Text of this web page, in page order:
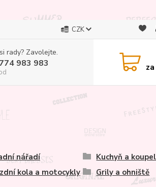
CZK
rady? Zavolejte.
983 983 za
nářadí
Kuchyň a
kola a motocykly Grily a ohniště